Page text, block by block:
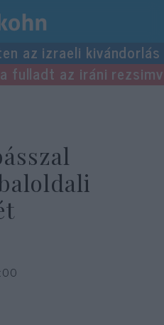
az izraeli kivándorlás
fulladt az iráni